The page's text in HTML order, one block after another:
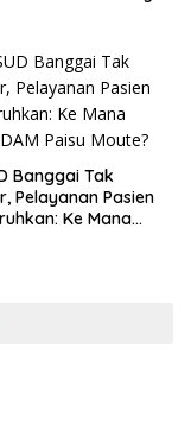
Banggai Tak
Pelayanan Pasien
Ke Mana